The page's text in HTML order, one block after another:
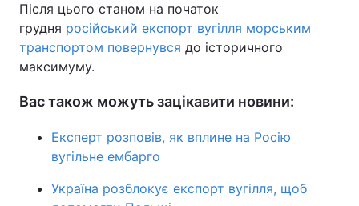
Після цього станом на початок
грудня російський експорт вугілля морським
транспортом повернувся до історичного
максимуму.
Вас також можуть зацікавити новини:
Експерт розповів, як вплине на Росію
вугільне ембарго
Україна розблокує експорт вугілля, щоб